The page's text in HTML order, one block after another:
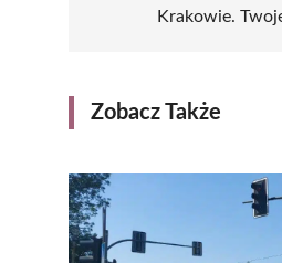
Krakowie.
Zobacz Także